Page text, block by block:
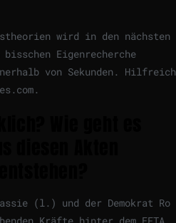
wird in den nächsten
Eigenrecherche
von Sekunden. Hilfreich
(l.) und der Demokrat Ro